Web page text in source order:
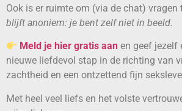
Ook is er ruimte om (via de chat) vragen
blijft anoniem: je bent zelf niet in beeld.
Meld je hier gratis aan en geef jezelf
nieuwe liefdevol stap in de richting van
zachtheid en een ontzettend fijn
Met heel veel liefs en het volste